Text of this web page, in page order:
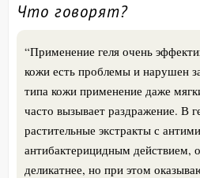
Что говорят?
“Применение геля очень
кожи есть проблемы и нарушен
типа кожи применение даже
часто вызывает раздражение. В
растительные экстракты с
антибактерицидным действием,
деликатнее, но при этом